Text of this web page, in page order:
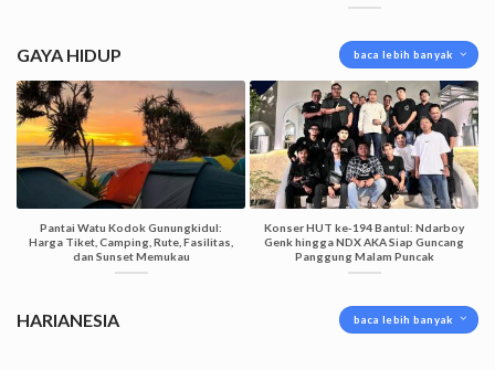
GAYA HIDUP baca lebih banyak
Pantai Watu Kodok Gunungkidul:
Harga Tiket, Camping, Rute, Fasilitas,
dan Sunset Memukau
Konser HUT ke-194 Bantul: Ndarboy
Genk hingga NDX AKA Siap Guncang
Panggung Malam Puncak
HARIANESIA baca lebih banyak